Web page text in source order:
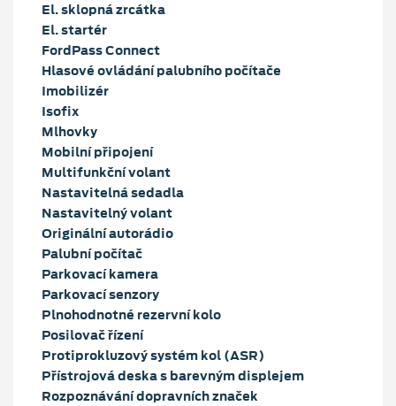
El. sklopná zrcátka
El. startér
FordPass Connect
Hlasové ovládání palubního počítače
Imobilizér
Isofix
Mlhovky
Mobilní připojení
Multifunkční volant
Nastavitelná sedadla
Nastavitelný volant
Originální autorádio
Palubní počítač
Parkovací kamera
Parkovací senzory
Plnohodnotné rezervní kolo
Posilovač řízení
Protiprokluzový systém kol (ASR)
Přístrojová deska s barevným displejem
Rozpoznávání dopravních značek